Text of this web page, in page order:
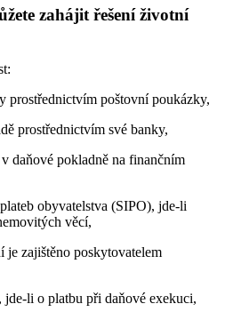
zahájit řešení životní
prostřednictvím poštovní poukázky,
prostřednictvím své banky,
daňové pokladně na finančním
obyvatelstva (SIPO), jde-li
věcí,
je zajištěno poskytovatelem
li o platbu při daňové exekuci,